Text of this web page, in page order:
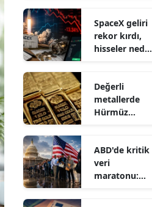
SpaceX geliri
rekor kırdı,
hisseler neden
Değerli
metallerde
Hürmüz
doları aştı
ABD'de kritik
veri
maratonu: